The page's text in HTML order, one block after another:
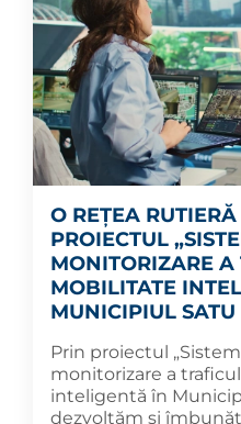
O REȚEA
PROIECTUL
MONITORIZARE A
MOBILITATE
MUNICIPIUL SATU
Prin proiectul
monitorizare a
inteligentă în
dezvoltăm și